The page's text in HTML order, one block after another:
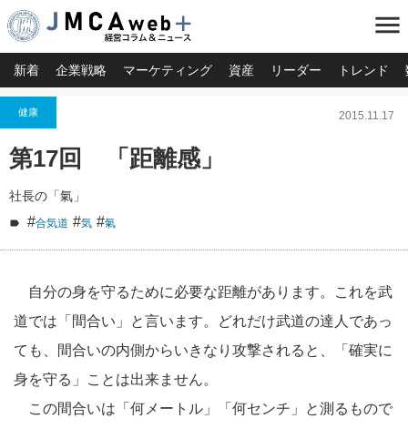
menu
新着 企業戦略 マーケティング 資産 リーダー トレンド
健康 2015.11.17
第17回 「距離感」
社長の「氣」
#合気道 #気 #氣
自分の身を守るために必要な距離があります。これを武
道では「間合い」と言います。どれだけ武道の達人であっ
ても、間合いの内側からいきなり攻撃されると、「確実に
身を守る」ことは出来ません。
この間合いは「何メートル」「何センチ」と測るもので